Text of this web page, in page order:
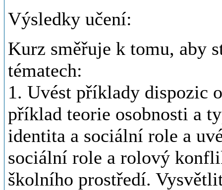
Výsledky učení:
Kurz směřuje k tomu, aby
tématech:
1. Uvést příklady dispozic
příklad teorie osobnosti a
identita a sociální role a
sociální role a rolový
školního prostředí.